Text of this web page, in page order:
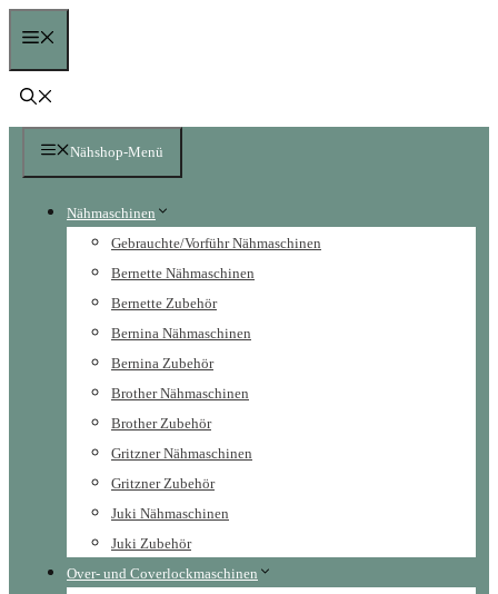
springen
Nähshop-Menü
Nähmaschinen
Gebrauchte/Vorführ Nähmaschinen
Bernette Nähmaschinen
Bernette Zubehör
Bernina Nähmaschinen
Bernina Zubehör
Brother Nähmaschinen
Brother Zubehör
Gritzner Nähmaschinen
Gritzner Zubehör
Juki Nähmaschinen
Juki Zubehör
Over- und Coverlockmaschinen